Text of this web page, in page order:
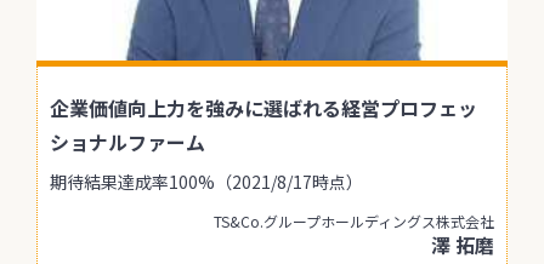
企業価値向上力を強みに選ばれる経営プロフェッ
ショナルファーム
期待結果達成率100%（2021/8/17時点）
TS&Co.グループホールディングス株式会社
澤 拓磨